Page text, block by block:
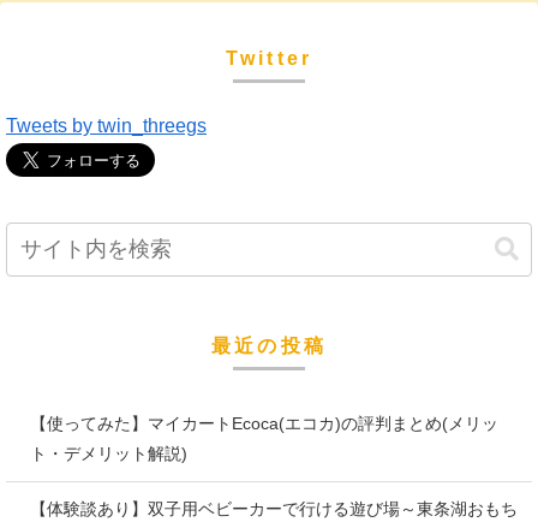
Twitter
Tweets by twin_threegs
最近の投稿
【使ってみた】マイカートEcoca(エコカ)の評判まとめ(メリッ
ト・デメリット解説)
【体験談あり】双子用ベビーカーで行ける遊び場～東条湖おもち